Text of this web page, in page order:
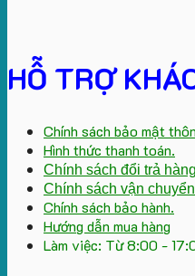
HỖ TRỢ
Chính sách bảo mật
Hình thức thanh toán.
Chính sách đổi trả
Chính sách vận
Chính sách bảo hành.
Hướng dẫn mua hàng
Làm việc: Từ 8:00 -